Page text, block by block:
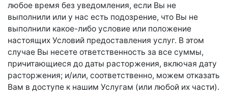
любое время без уведомления, если Вы не
выполнили или у нас есть подозрение, что Вы не
выполнили какое-либо условие или положение
настоящих Условий предоставления услуг. В этом
случае Вы несете ответственность за все суммы,
причитающиеся до даты расторжения, включая дату
расторжения; и/или, соответственно, можем отказать
Вам в доступе к нашим Услугам (или любой их части).